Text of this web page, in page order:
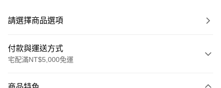
請選擇商品選項
付款與運送方式
宅配滿NT$5,000免運